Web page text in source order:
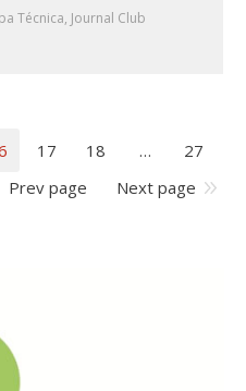
Técnica, Journal Club
17 18 …
27
Prev page
Next page